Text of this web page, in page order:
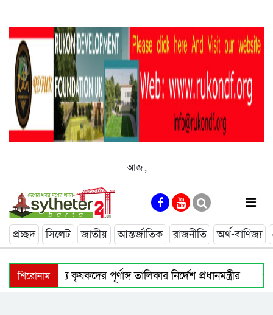
আজ,
প্রচ্ছদ সিলেট জাতীয় আন্তর্জাতিক রাজনীতি অর্থ-বাণিজ্য
শিরোনাম
ডিসেম্বরের মধ্যে কৃষকদের পূর্ণাঙ্গ তালিকার নির্দেশ প্রধানমন্ত্রীর